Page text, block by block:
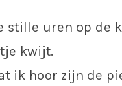
stille uren op de
kwijt.
ik hoor zijn de